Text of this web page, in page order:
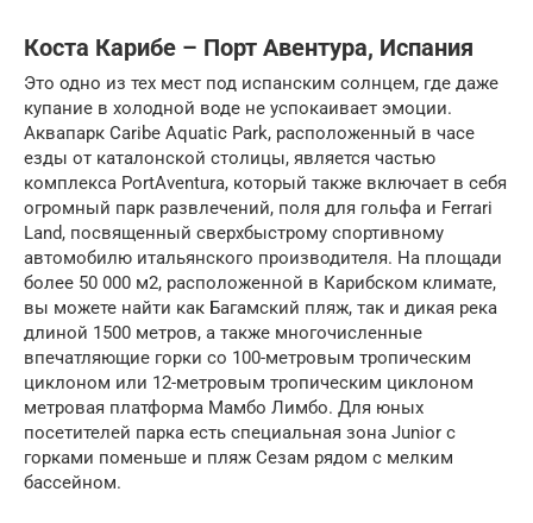
Коста Карибе – Порт Авентура, Испания
Это одно из тех мест под испанским солнцем, где даже
купание в холодной воде не успокаивает эмоции.
Аквапарк Caribe Aquatic Park, расположенный в часе
езды от каталонской столицы, является частью
комплекса PortAventura, который также включает в себя
огромный парк развлечений, поля для гольфа и Ferrari
Land, посвященный сверхбыстрому спортивному
автомобилю итальянского производителя. На площади
более 50 000 м2, расположенной в Карибском климате,
вы можете найти как Багамский пляж, так и дикая река
длиной 1500 метров, а также многочисленные
впечатляющие горки со 100-метровым тропическим
циклоном или 12-метровым тропическим циклоном
метровая платформа Мамбо Лимбо. Для юных
посетителей парка есть специальная зона Junior с
горками поменьше и пляж Сезам рядом с мелким
бассейном.